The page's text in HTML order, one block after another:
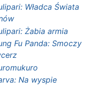
Władca Świata
Żabia armia‎
Fu Panda: Smoczy
Na wyspie